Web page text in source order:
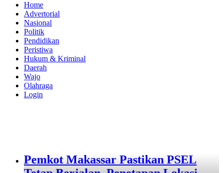
Home
Advertorial
Nasional
Politik
Pendidikan
Peristiwa
Hukum & Kriminal
Daerah
Wajo
Olahraga
Login
Pemkot Makassar Pastikan PSEL